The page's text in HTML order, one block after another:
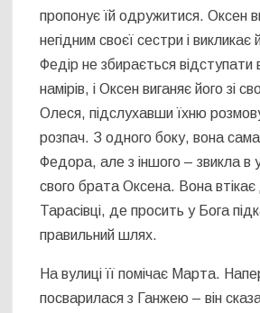
пропонує їй одружитися. Оксен
негідним своєї сестри і
Федір не збирається відступати
намірів, і Оксен виганяє його зі
Олеся, підслухавши їхню
розпач. З одного боку, вона
Федора, але з іншого – звикла в
свого брата Оксена. Вона
Тарасівці, де просить у Бога
правильний шлях.
На вулиці її помічає Марта.
посварилася з Ганжею – він